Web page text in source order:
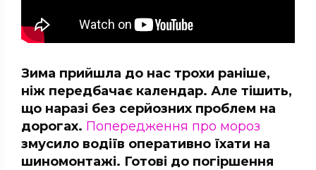
Зима прийшла до нас трохи раніше,
ніж передбачає календар. Але тішить,
що наразі без серйозних проблем на
дорогах. Попередження про мороз
змусило водіїв оперативно їхати на
шиномонтажі. Готові до погіршення